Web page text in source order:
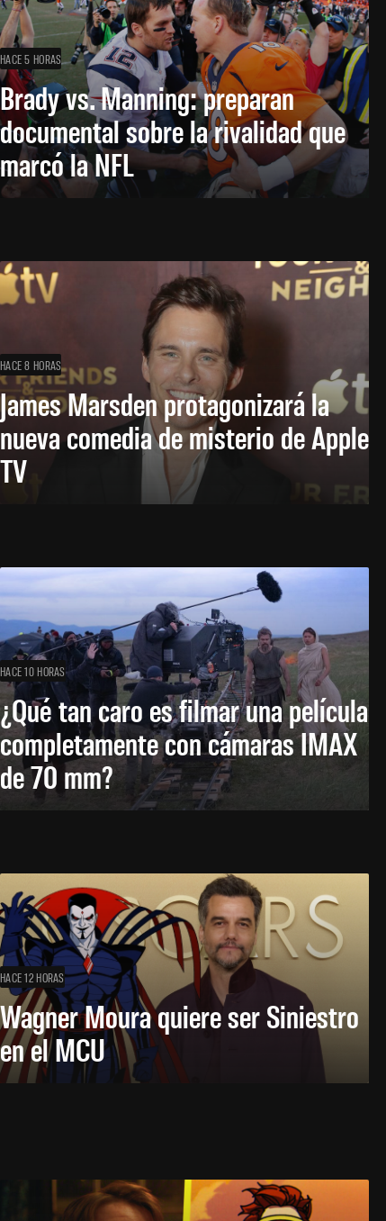
HACE 5 HORAS
Brady vs. Manning: preparan
documental sobre la rivalidad que
marcó la NFL
HACE 8 HORAS
James Marsden protagonizará la
nueva comedia de misterio de Apple
TV
HACE 10 HORAS
¿Qué tan caro es filmar una película
completamente con cámaras IMAX
de 70 mm?
HACE 12 HORAS
Wagner Moura quiere ser Siniestro
en el MCU